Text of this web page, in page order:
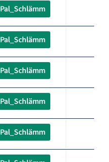
Pal_Schlämm
Pal_Schlämm
Pal_Schlämm
Pal_Schlämm
Pal_Schlämm